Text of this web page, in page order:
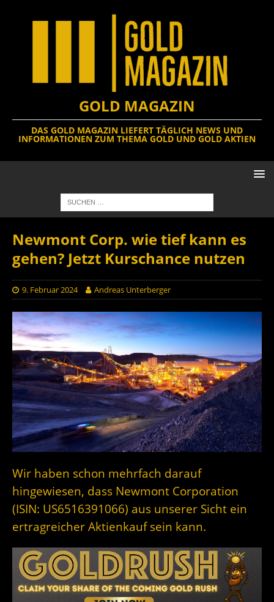
GOLD MAGAZIN
DAS GOLD MAGAZIN LIEFERT TÄGLICH NEWS UND
INFORMATIONEN ZUM THEMA GOLD UND GOLD AKTIEN
Newmont Corp. wie tief kann es
gehen? Jetzt Kurschance nutzen
9. Februar 2024 Andreas Unterberger
Wir haben schon mehrfach darauf
hingewiesen, dass Newmont Corporation
(ISIN: US6516391066) aus unserer Sicht ein
ertragreicher Aktienkauf sein kann.